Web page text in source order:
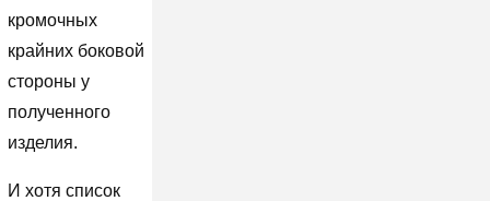
кромочных
крайних боковой
стороны у
полученного
изделия.
И хотя список